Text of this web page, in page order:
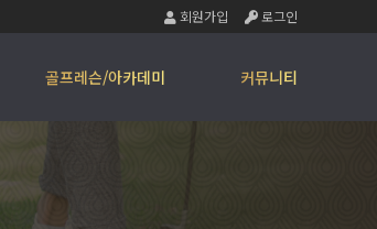
회원가입 로그인
골프레슨/아카데미 커뮤니티